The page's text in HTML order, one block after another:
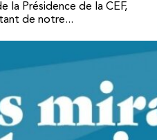
la Présidence de la CEF,
de notre...